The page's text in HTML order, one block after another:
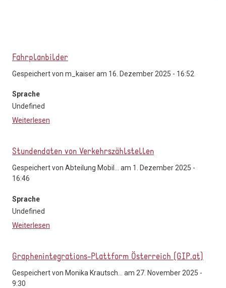
Fahrplanbilder
Gespeichert von m_kaiseram 16. Dezember 2025 - 16:52
Sprache
Undefined
Weiterlesen
Stundendaten von Verkehrszählstellen
Gespeichert von Abteilung Mobil...
am 1. Dezember 2025 -
16:46
Sprache
Undefined
Weiterlesen
Graphenintegrations-Plattform Österreich (GIP.at)
Gespeichert von Monika Krautsch...
am 27. November 2025 -
9:30